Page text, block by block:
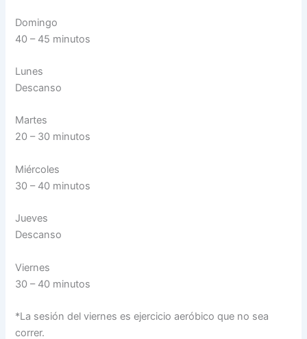
Domingo
40 – 45 minutos
Lunes
Descanso
Martes
20 – 30 minutos
Miércoles
30 – 40 minutos
Jueves
Descanso
Viernes
30 – 40 minutos
*La sesión del viernes es ejercicio aeróbico que no sea
correr.